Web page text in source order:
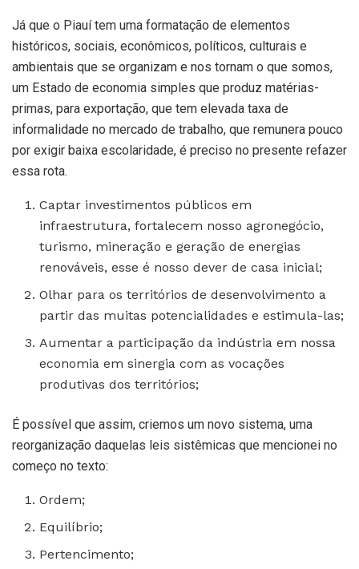
Já que o Piauí tem uma formatação de elementos
históricos, sociais, econômicos, políticos, culturais e
ambientais que se organizam e nos tornam o que somos,
um Estado de economia simples que produz matérias-
primas, para exportação, que tem elevada taxa de
informalidade no mercado de trabalho, que remunera pouco
por exigir baixa escolaridade, é preciso no presente refazer
essa rota.
Captar investimentos públicos em
infraestrutura, fortalecem nosso agronegócio,
turismo, mineração e geração de energias
renováveis, esse é nosso dever de casa inicial;
Olhar para os territórios de desenvolvimento a
partir das muitas potencialidades e estimula-las;
Aumentar a participação da indústria em nossa
economia em sinergia com as vocações
produtivas dos territórios;
É possível que assim, criemos um novo sistema, uma
reorganização daquelas leis sistêmicas que mencionei no
começo no texto:
Ordem;
Equilíbrio;
Pertencimento;